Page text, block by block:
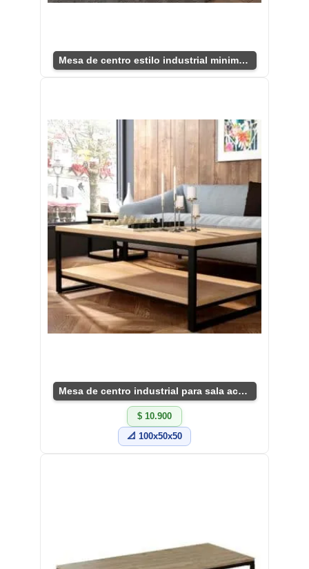
Mesa de centro estilo industrial minimalista
Mesa de centro industrial para sala acogedora
$ 10.900
📐 100x50x50